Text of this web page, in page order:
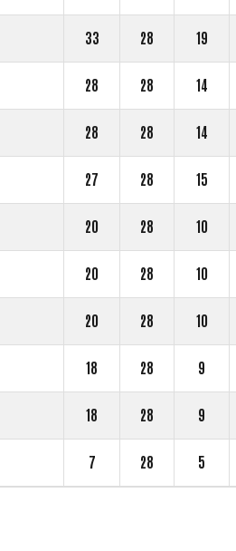
33 28 19
28 28 14
28 28 14
27 28 15
20 28 10
20 28 10
20 28 10
18 28 9
18 28 9
7 28 5
0
1
2
3
0
1
2
3
0
1